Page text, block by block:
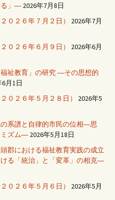
る」― 2026年7月8日
０２６年７月２日）
2026年7月
０２６年６月９日）
2026年6月
祉教育」の研究 ―その思想的
6月1日
０２６年５月２８日）
2026年5
系譜と自律的市民の位相―思
ミズム― 2026年5月18日
郡における福祉教育実践の成立
る「統治」と「変革」の相克―
０２６年５月６日）
2026年5月